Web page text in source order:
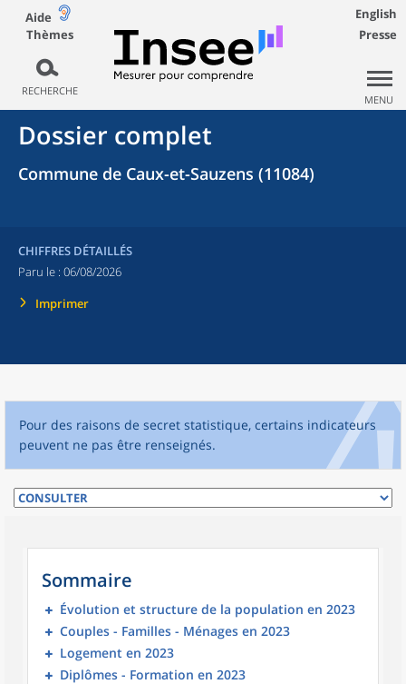
Aide
Thèmes
RECHERCHE
English
Presse
MENU
Dossier complet
Commune de Caux-et-Sauzens (11084)
CHIFFRES DÉTAILLÉS
Paru le : 06/08/2026
Imprimer
Pour des raisons de secret statistique, certains indicateurs
peuvent ne pas être renseignés.
Sommaire
Évolution et structure de la population en 2023
Couples - Familles - Ménages en 2023
Logement en 2023
Diplômes - Formation en 2023